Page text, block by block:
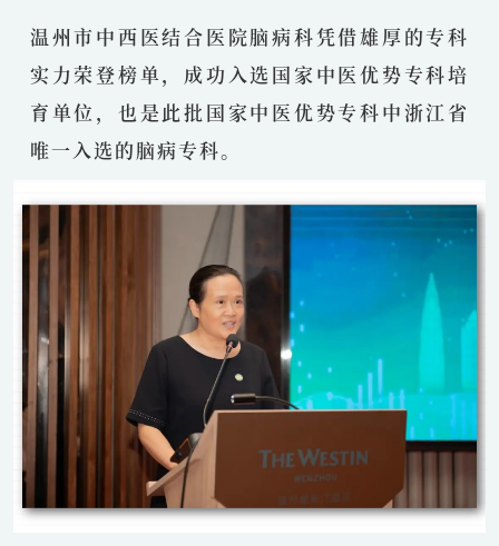
温州市中西医结合医院脑病科凭借雄厚的专科
实力荣登榜单，成功入选国家中医优势专科培
育单位，也是此批国家中医优势专科中浙江省
唯一入选的脑病专科。